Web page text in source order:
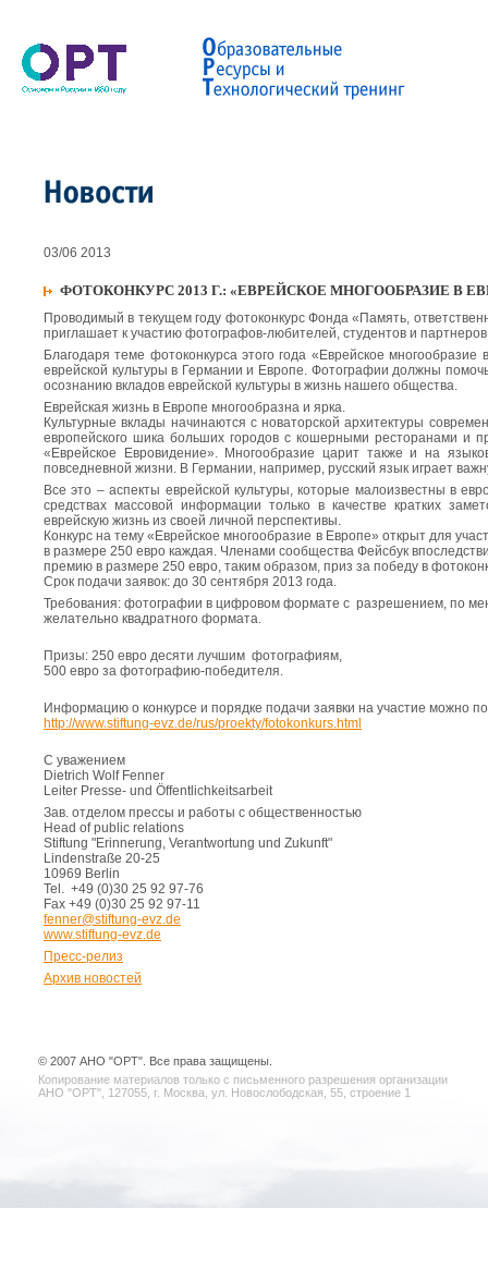
03/06 2013
ФОТОКОНКУРС 2013 Г.: «ЕВРЕЙСКОЕ МНОГООБРАЗИЕ В
Проводимый в текущем году фотоконкурс Фонда «Память,
приглашает к участию фотографов-любителей, студентов и
Благодаря теме фотоконкурса этого года «Еврейское
еврейской культуры в Германии и Европе. Фотографии должны
осознанию вкладов еврейской культуры в жизнь нашего общества.
Еврейская жизнь в Европе многообразна и ярка.
Культурные вклады начинаются с новаторской архитектуры
европейского шика больших городов с кошерными ресторанами и
«Еврейское Евровидение». Многообразие царит также и на
повседневной жизни. В Германии, например, русский язык играет
Все это – аспекты еврейской культуры, которые малоизвестны в
средствах массовой информации только в качестве кратких
еврейскую жизнь из своей личной перспективы.
Конкурс на тему «Еврейское многообразие в Европе» открыт для
в размере 250 евро каждая. Членами сообщества Фейсбук
премию в размере 250 евро, таким образом, приз за победу в
Срок подачи заявок: до 30 сентября 2013 года.
Требования: фотографии в цифровом формате с разрешением, по
желательно квадратного формата.
Призы: 250 евро десяти лучшим фотографиям,
500 евро за фотографию-победителя.
Информацию о конкурсе и порядке подачи заявки на участие можно
http://www.stiftung-evz.de/rus/proekty/fotokonkurs.html
С уважением
Dietrich Wolf Fenner
Leiter Presse- und Öffentlichkeitsarbeit
Зав. отделом прессы и работы с общественностью
Head of public relations
Stiftung "Erinnerung, Verantwortung und Zukunft"
Lindenstraße 20-25
10969 Berlin
Tel. +49 (0)30 25 92 97-76
Fax +49 (0)30 25 92 97-11
fenner@stiftung-evz.de
www.stiftung-evz.de
Пресс-релиз
Архив новостей
© 2007 АНО "ОРТ". Все права защищены.
Копирование материалов только с письменного разрешения организации
АНО "ОРТ", 127055, г. Москва, ул. Новослободская, 55, строение 1